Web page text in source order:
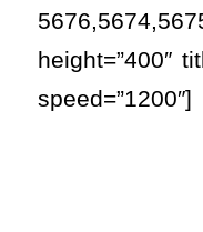
height=”400″
speed=”1200″]